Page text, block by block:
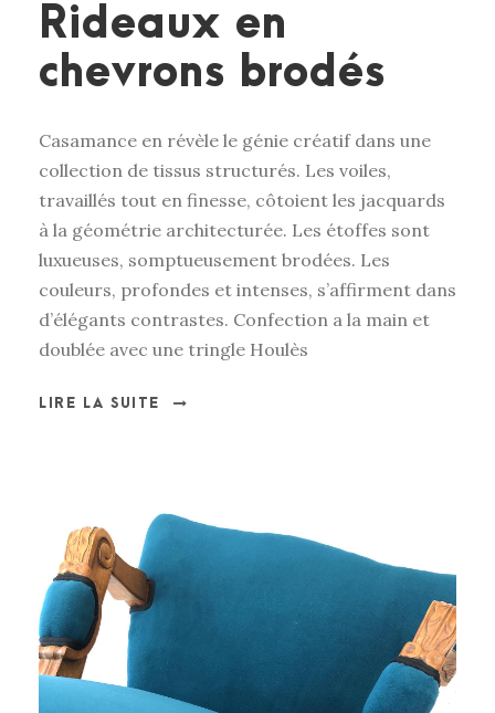
Rideaux en
chevrons brodés
Casamance en révèle le génie créatif dans une
collection de tissus structurés. Les voiles,
travaillés tout en finesse, côtoient les jacquards
à la géométrie architecturée. Les étoffes sont
luxueuses, somptueusement brodées. Les
couleurs, profondes et intenses, s’affirment dans
d’élégants contrastes. Confection a la main et
doublée avec une tringle Houlès
LIRE LA SUITE